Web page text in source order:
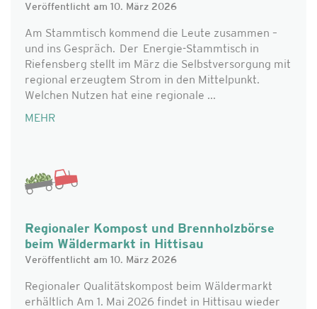
Veröffentlicht am 10. März 2026
Am Stammtisch kommend die Leute zusammen –
und ins Gespräch. Der Energie-Stammtisch in
Riefensberg stellt im März die Selbstversorgung mit
regional erzeugtem Strom in den Mittelpunkt.
Welchen Nutzen hat eine regionale ...
MEHR
Regionaler Kompost und Brennholzbörse
beim Wäldermarkt in Hittisau
Veröffentlicht am 10. März 2026
Regionaler Qualitätskompost beim Wäldermarkt
erhältlich Am 1. Mai 2026 findet in Hittisau wieder